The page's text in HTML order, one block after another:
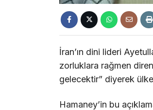
İran’ın dini lideri
zorluklara rağmen
gelecektir” diyerek
Hamaney’in bu